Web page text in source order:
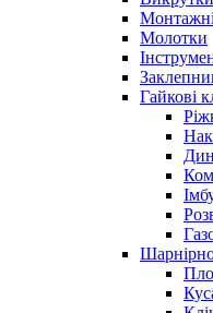
Молотки
Гайкові